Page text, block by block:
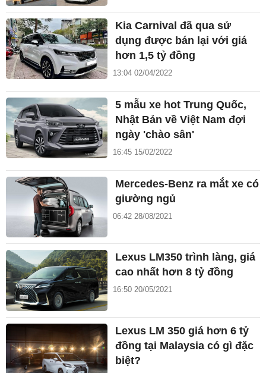
Kia Carnival đã qua sử
dụng được bán lại với giá
hơn 1,5 tỷ đồng
13:04 02/04/2022
5 mẫu xe hot Trung Quốc,
Nhật Bản về Việt Nam đợi
ngày 'chào sân'
16:45 15/02/2022
Mercedes-Benz ra mắt xe có
giường ngủ
06:42 28/08/2021
Lexus LM350 trình làng, giá
cao nhất hơn 8 tỷ đồng
16:50 20/05/2021
Lexus LM 350 giá hơn 6 tỷ
đồng tại Malaysia có gì đặc
biệt?